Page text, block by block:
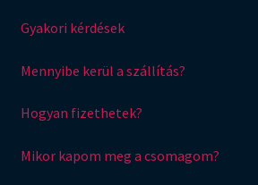
Gyakori kérdések
Mennyibe kerül a szállítás?
Hogyan fizethetek?
Mikor kapom meg a csomagom?